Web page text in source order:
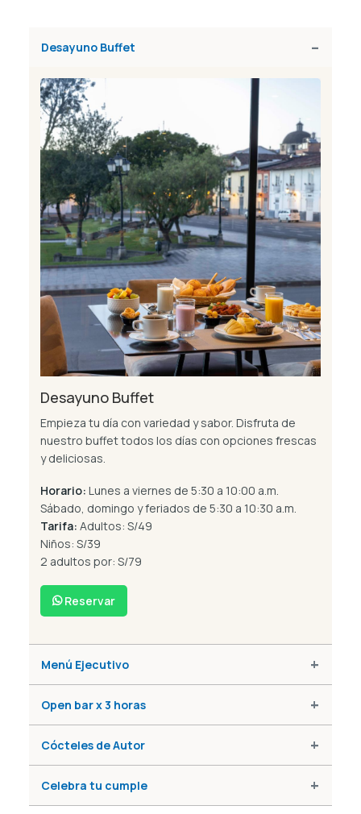
Desayuno Buffet
Desayuno Buffet
Empieza tu día con variedad y sabor. Disfruta de
nuestro buffet todos los días con opciones frescas
y deliciosas.
Horario: Lunes a viernes de 5:30 a 10:00 a.m.
Sábado, domingo y feriados de 5:30 a 10:30 a.m.
Tarifa: Adultos: S/49
Niños: S/39
2 adultos por: S/79
Reservar
Menú Ejecutivo
Open bar x 3 horas
Cócteles de Autor
Celebra tu cumple